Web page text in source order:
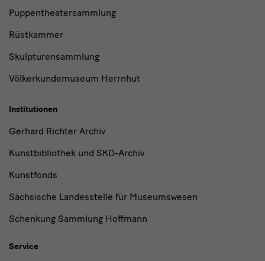
Puppentheatersammlung
Rüstkammer
Skulpturensammlung
Völkerkundemuseum Herrnhut
Institutionen
Gerhard Richter Archiv
Kunstbibliothek und SKD-Archiv
Kunstfonds
Sächsische Landesstelle für Museumswesen
Schenkung Sammlung Hoffmann
Service